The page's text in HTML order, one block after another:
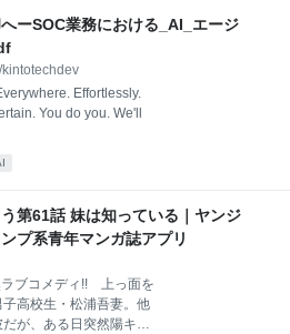
ーSOC業務における_AI_エージ
Effortlessly.
You do you. We'll
第61話 妹は知っている｜ヤンジ
プ系青年マンガ誌アプリ
ブコメディ!! 上っ面を
高校生・松浦吾妻。他
が、ある日突然陽キャ